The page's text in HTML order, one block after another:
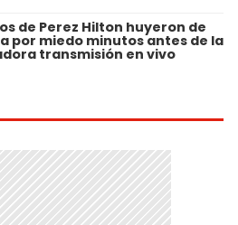
de Perez Hilton huyeron de
por miedo minutos antes de la
transmisión en vivo